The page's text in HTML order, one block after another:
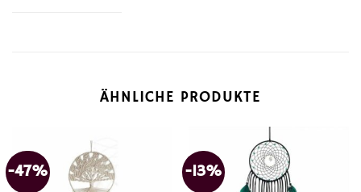
ÄHNLICHE PRODUKTE
-47% -13%